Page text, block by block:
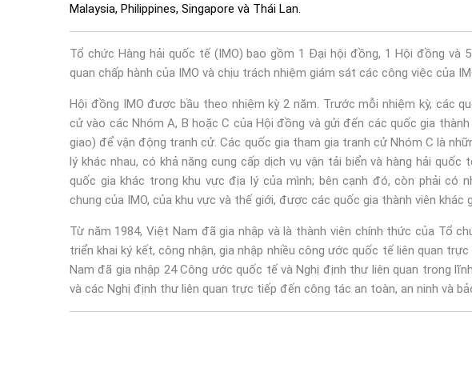
Malaysia, Philippines, Singapore và Thái Lan.
Tổ chức Hàng hải quốc tế (IMO) bao gồm 1 Đại hội đồng, 1 Hội đồng và
quan chấp hành của IMO và chịu trách nhiệm giám sát các công việc của
Hội đồng IMO được bầu theo nhiệm kỳ 2 năm. Trước mỗi nhiệm kỳ, các
cử vào các Nhóm A, B hoặc C của Hội đồng và gửi đến các quốc gia
giao) để vận động tranh cử. Các quốc gia tham gia tranh cử Nhóm C là
lý khác nhau, có khả năng cung cấp dịch vụ vận tải biển và hàng hải
quốc gia khác trong khu vực địa lý của mình; bên cạnh đó, còn phải có
chung của IMO, của khu vực và thế giới, được các quốc gia thành viên khác
Từ năm 1984, Việt Nam đã gia nhập và là thành viên chính thức của Tổ
triển khai ký kết, công nhận, gia nhập nhiều công ước quốc tế liên quan
Nam đã gia nhập 24 Công ước quốc tế và Nghị định thư liên quan trong
và các Nghị định thư liên quan trực tiếp đến công tác an toàn, an ninh và